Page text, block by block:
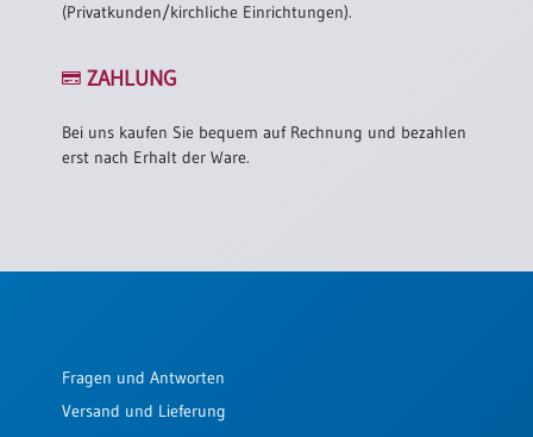
(Privatkunden/kirchliche Einrichtungen).
ZAHLUNG
Bei uns kaufen Sie bequem auf Rechnung und bezahlen
erst nach Erhalt der Ware.
Fragen und Antworten
Versand und Lieferung